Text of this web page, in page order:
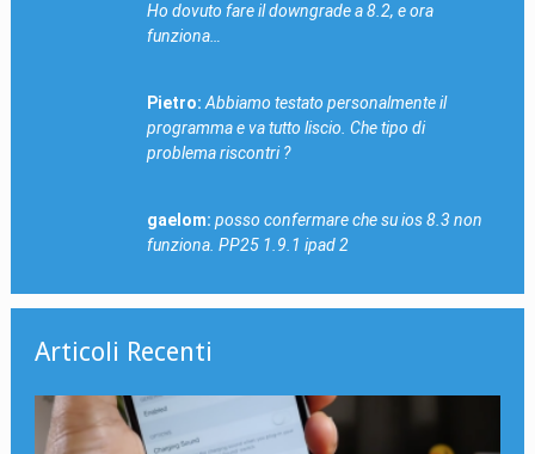
Ho dovuto fare il downgrade a 8.2, e ora
funziona…
Pietro: Abbiamo testato personalmente il
programma e va tutto liscio. Che tipo di
problema riscontri ?
gaelom: posso confermare che su ios 8.3 non
funziona. PP25 1.9.1 ipad 2
Articoli Recenti